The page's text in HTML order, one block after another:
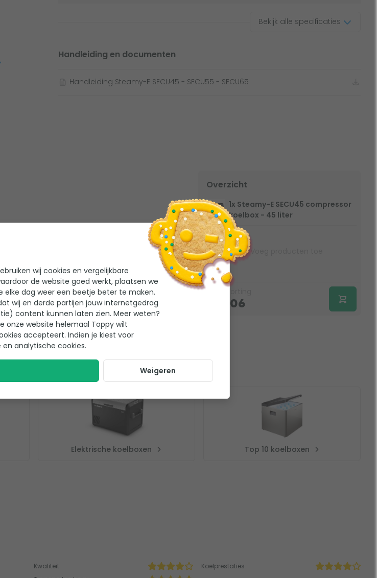
Bekijk alle specificaties
Handleiding en documenten
Handleiding Steamy-E SECU45 - SECU55 - SECU65
Overzicht
1x Steamy-E SECU45 compressor
koelbox - 45 liter
192,06
Elektrische koelboxen Top 10 koelboxen
Kwaliteit
Koelprestaties
wij cookies en vergelijkbare
de website goed werkt, plaatsen we
elke dag weer een beetje beter te maken.
wij en derde partijen jouw internetgedrag
content kunnen laten zien. Meer weten?
onze website helemaal Toppy wilt
accepteert. Indien je kiest voor
analytische cookies.
Weigeren